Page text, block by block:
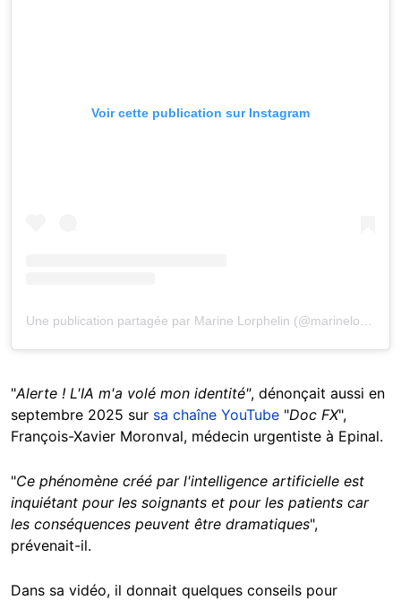
Voir cette publication sur Instagram
"Alerte ! L'IA m'a volé mon identité", dénonçait aussi en
septembre 2025 sur sa chaîne YouTube "Doc FX",
François-Xavier Moronval, médecin urgentiste à Epinal.
"Ce phénomène créé par l'intelligence artificielle est
inquiétant pour les soignants et pour les patients car
les conséquences peuvent être dramatiques",
prévenait-il.
Dans sa vidéo, il donnait quelques conseils pour